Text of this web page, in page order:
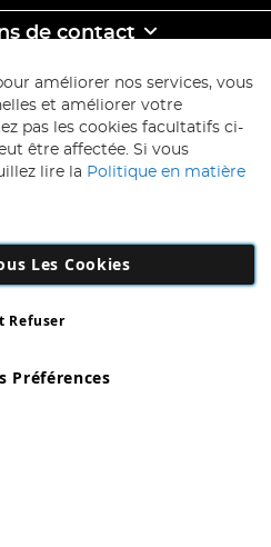
de contact
& ECONOMISEZ
863029607
améliorer nos services, vous
et améliorer votre
pas les cookies facultatifs ci-
être affectée. Si vous
lire la Politique en matière
Les Cookies
Préférences
Refuser